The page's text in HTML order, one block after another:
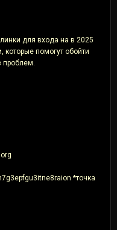
для входа на в 2025
помогут обойти
проблем.
*точка